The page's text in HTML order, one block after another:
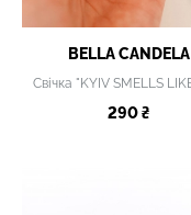
BELLA CANDELA
290 ₴